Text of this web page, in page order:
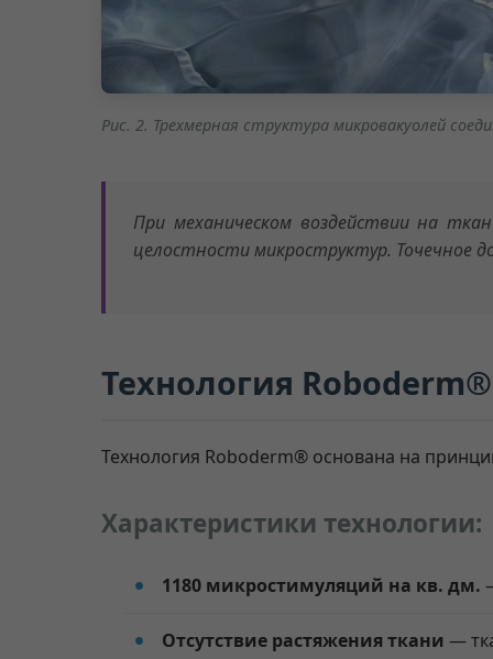
Рис. 2. Трехмерная структура микровакуолей
При механическом воздействии на
целостности микроструктур. Точечное
Технология
Технология Roboderm® основана на
Характеристики технологии:
1180 микростимуляций на кв. дм.
Отсутствие растяжения ткани —